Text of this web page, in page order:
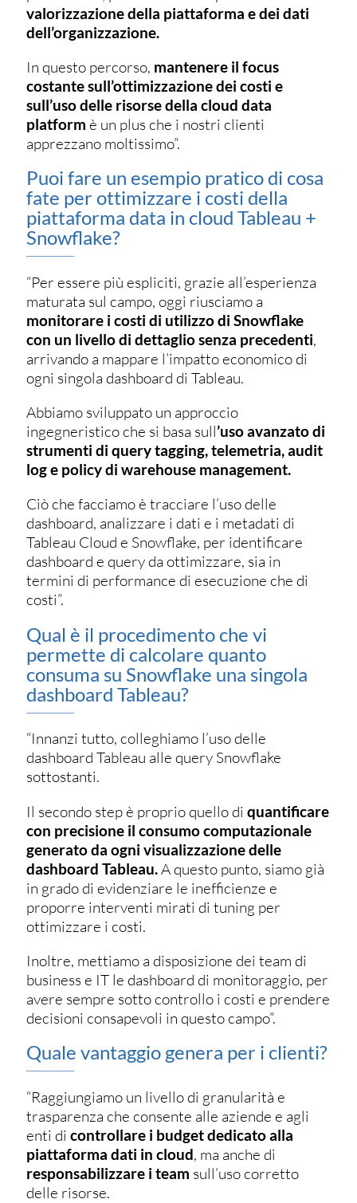
valorizzazione della piattaforma e dei dati
dell’organizzazione.
In questo percorso, mantenere il focus
costante sull’ottimizzazione dei costi e
sull’uso delle risorse della cloud data
platform è un plus che i nostri clienti
apprezzano moltissimo”.
Puoi fare un esempio pratico di cosa
fate per ottimizzare i costi della
piattaforma data in cloud Tableau +
Snowflake?
“Per essere più espliciti, grazie all’esperienza
maturata sul campo, oggi riusciamo a
monitorare i costi di utilizzo di Snowflake
con un livello di dettaglio senza precedenti,
arrivando a mappare l’impatto economico di
ogni singola dashboard di Tableau.
Abbiamo sviluppato un approccio
ingegneristico che si basa sull’uso avanzato di
strumenti di query tagging, telemetria, audit
log e policy di warehouse management.
Ciò che facciamo è tracciare l’uso delle
dashboard, analizzare i dati e i metadati di
Tableau Cloud e Snowflake, per identificare
dashboard e query da ottimizzare, sia in
termini di performance di esecuzione che di
costi”.
Qual è il procedimento che vi
permette di calcolare quanto
consuma su Snowflake una singola
dashboard Tableau?
“Innanzi tutto, colleghiamo l’uso delle
dashboard Tableau alle query Snowflake
sottostanti.
Il secondo step è proprio quello di quantificare
con precisione il consumo computazionale
generato da ogni visualizzazione delle
dashboard Tableau.A questo punto, siamo già
in grado di evidenziare le inefficienze e
proporre interventi mirati di tuning per
ottimizzare i costi.
Inoltre, mettiamo a disposizione dei team di
business e IT le dashboard di monitoraggio, per
avere sempre sotto controllo i costi e prendere
decisioni consapevoli in questo campo”.
Quale vantaggio genera per i clienti?
“Raggiungiamo un livello di granularità e
trasparenza che consente alle aziende e agli
enti di controllare i budget dedicato alla
piattaforma dati in cloud, ma anche di
responsabilizzare i team sull’uso corretto
delle risorse.